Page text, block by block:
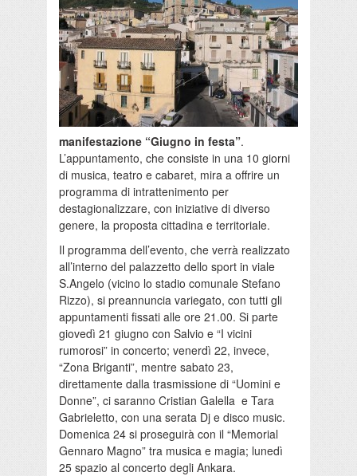
manifestazione “Giugno in festa”.
L’appuntamento, che consiste in una 10 giorni
di musica, teatro e cabaret, mira a offrire un
programma di intrattenimento per
destagionalizzare, con iniziative di diverso
genere, la proposta cittadina e territoriale.
Il programma dell’evento, che verrà realizzato
all’interno del palazzetto dello sport in viale
S.Angelo (vicino lo stadio comunale Stefano
Rizzo), si preannuncia variegato, con tutti gli
appuntamenti fissati alle ore 21.00. Si parte
giovedì 21 giugno con Salvio e “I vicini
rumorosi” in concerto; venerdì 22, invece,
“Zona Briganti”, mentre sabato 23,
direttamente dalla trasmissione di “Uomini e
Donne”, ci saranno Cristian Galella e Tara
Gabrieletto, con una serata Dj e disco music.
Domenica 24 si proseguirà con il “Memorial
Gennaro Magno” tra musica e magia; lunedì
25 spazio al concerto degli Ankara.